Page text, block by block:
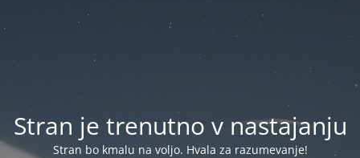
Stran je trenutno v nastajanju
Stran bo kmalu na voljo. Hvala za razumevanje!